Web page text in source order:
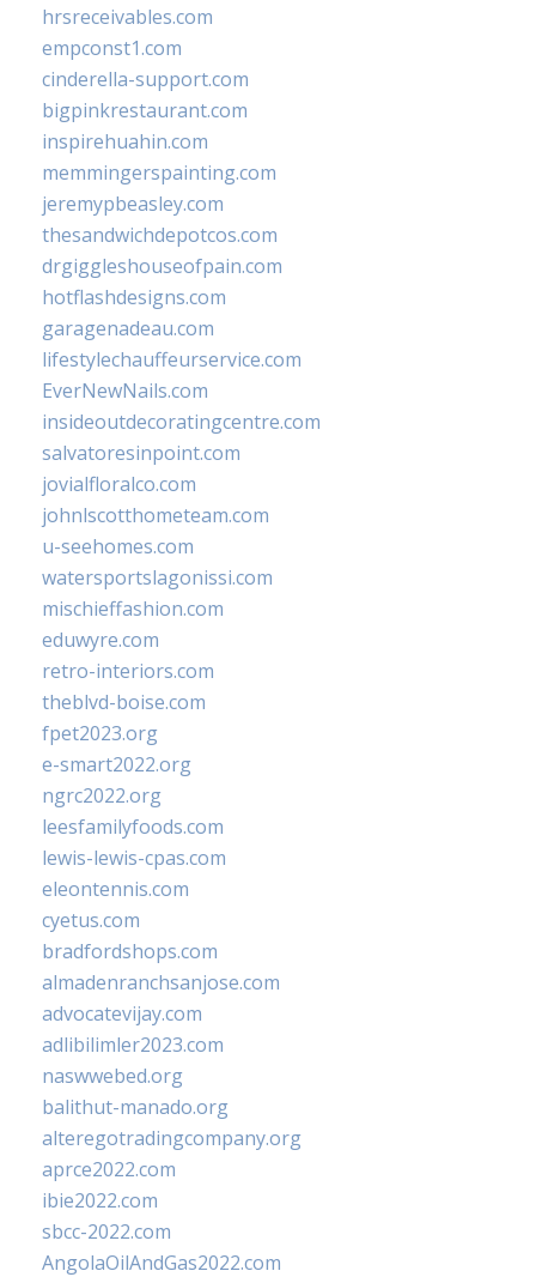
hrsreceivables.com
empconst1.com
cinderella-support.com
bigpinkrestaurant.com
inspirehuahin.com
memmingerspainting.com
jeremypbeasley.com
thesandwichdepotcos.com
drgiggleshouseofpain.com
hotflashdesigns.com
garagenadeau.com
lifestylechauffeurservice.com
EverNewNails.com
insideoutdecoratingcentre.com
salvatoresinpoint.com
jovialfloralco.com
johnlscotthometeam.com
u-seehomes.com
watersportslagonissi.com
mischieffashion.com
eduwyre.com
retro-interiors.com
theblvd-boise.com
fpet2023.org
e-smart2022.org
ngrc2022.org
leesfamilyfoods.com
lewis-lewis-cpas.com
eleontennis.com
cyetus.com
bradfordshops.com
almadenranchsanjose.com
advocatevijay.com
adlibilimler2023.com
naswwebed.org
balithut-manado.org
alteregotradingcompany.org
aprce2022.com
ibie2022.com
sbcc-2022.com
AngolaOilAndGas2022.com